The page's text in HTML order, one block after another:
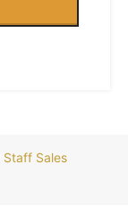
Staff Sales